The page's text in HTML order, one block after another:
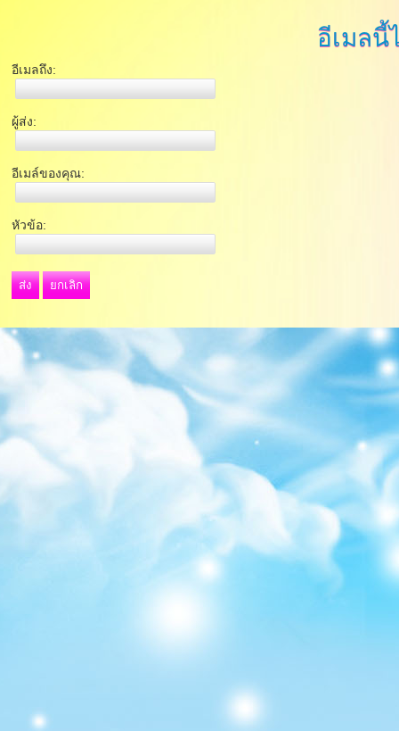
อีเมลนี้
อีเมลถึง:
ผู้ส่ง:
อีเมล์ของคุณ:
หัวข้อ:
ส่ง ยกเลิก